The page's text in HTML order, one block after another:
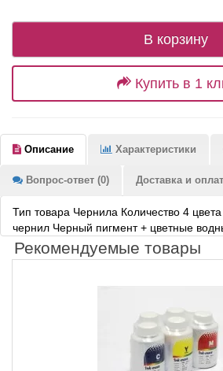
В корзину
Купить в 1
Описание Характеристики
Вопрос-ответ (0) Доставка и
Тип товара Чернила Количество 4
чернил Черный пигмент + цветные
Рекомендуемые товары